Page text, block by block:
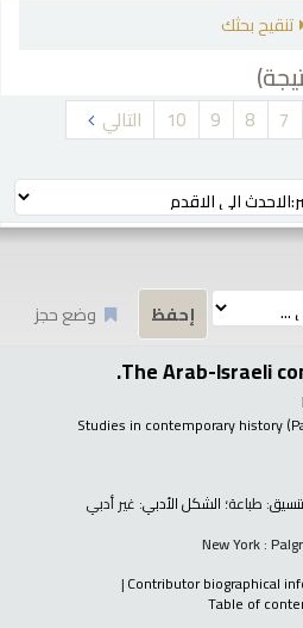
تنقيح بحثك
7
8
9
10
التالي
وضع حجز
The Arab-Israeli
Studies in contemporary history
طباعة؛ الشكل الأدبي: غير أدبي
New York :
Contributor biographical
Table of